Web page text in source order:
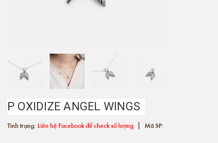
P OXIDIZE ANGEL WINGS
Tình trạng: Liên hệ Facebook để check số lượng | Mã SP: